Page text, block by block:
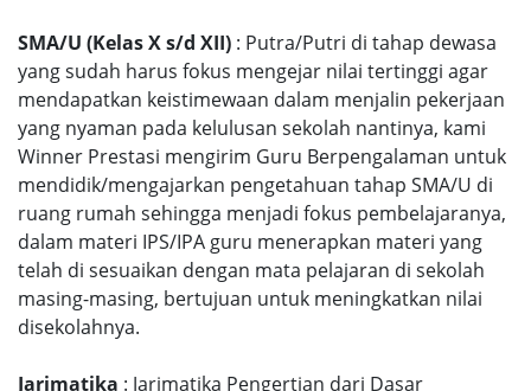
SMA/U (Kelas X s/d XII) : Putra/Putri di tahap dewasa
yang sudah harus fokus mengejar nilai tertinggi agar
mendapatkan keistimewaan dalam menjalin pekerjaan
yang nyaman pada kelulusan sekolah nantinya, kami
Winner Prestasi mengirim Guru Berpengalaman untuk
mendidik/mengajarkan pengetahuan tahap SMA/U di
ruang rumah sehingga menjadi fokus pembelajaranya,
dalam materi IPS/IPA guru menerapkan materi yang
telah di sesuaikan dengan mata pelajaran di sekolah
masing-masing, bertujuan untuk meningkatkan nilai
disekolahnya.
Jarimatika : Jarimatika Pengertian dari Dasar